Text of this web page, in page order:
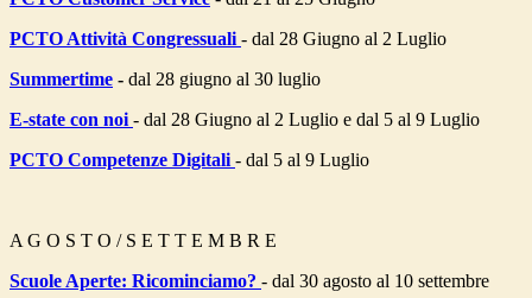
PCTO Attività Congressuali - dal 28 Giugno al 2 Luglio
Summertime - dal 28 giugno al 30 luglio
E-state con noi - dal 28 Giugno al 2 Luglio e dal 5 al 9 Luglio
PCTO Competenze Digitali - dal 5 al 9 Luglio
A G O S T O / S E T T E M B R E
Scuole Aperte: Ricominciamo? - dal 30 agosto al 10 settembre